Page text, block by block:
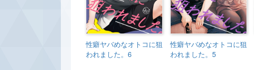
性癖ヤバめなオトコに狙
われました。6
性癖ヤバめなオトコに狙
われました。5